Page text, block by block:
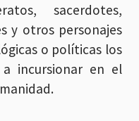
sacerdotes,
y otros personajes
o políticas los
a incursionar en el